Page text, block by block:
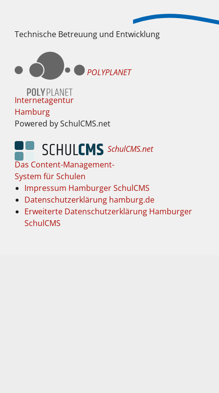
Technische Betreuung und Entwicklung
POLYPLANET
Internetagentur
Hamburg
Powered by SchulCMS.net
SchulCMS.net
Das Content-Management-
System für Schulen
Impressum Hamburger SchulCMS
Datenschutzerklärung hamburg.de
Erweiterte Datenschutzerklärung Hamburger
SchulCMS